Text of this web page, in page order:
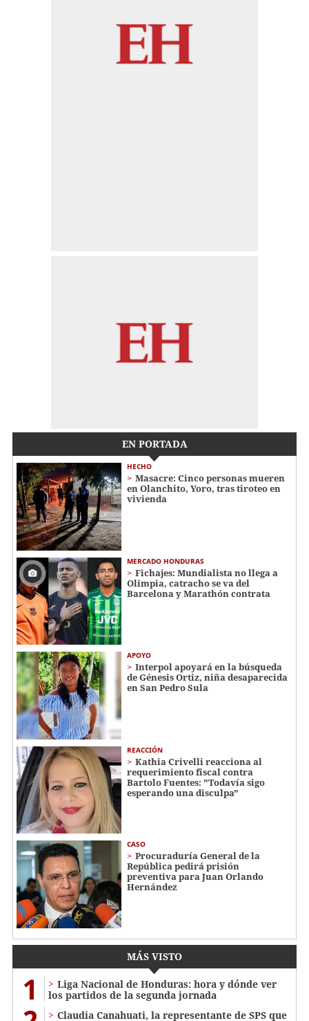
EN PORTADA
HECHO
Masacre: Cinco personas mueren
en Olanchito, Yoro, tras tiroteo en
vivienda
MERCADO HONDURAS
Fichajes: Mundialista no llega a
Olimpia, catracho se va del
Barcelona y Marathón contrata
APOYO
Interpol apoyará en la búsqueda
de Génesis Ortiz, niña desaparecida
en San Pedro Sula
REACCIÓN
Kathia Crivelli reacciona al
requerimiento fiscal contra
Bartolo Fuentes: "Todavía sigo
esperando una disculpa"
CASO
Procuraduría General de la
República pedirá prisión
preventiva para Juan Orlando
Hernández
MÁS VISTO
1
Liga Nacional de Honduras: hora y dónde ver
los partidos de la segunda jornada
Claudia Canahuati, la representante de SPS que